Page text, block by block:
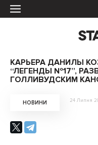
КАРЬЕРА ДАНИЛЫ
“ЛЕГЕНДЫ №17”,
ГОЛЛИВУДСКИМ
НОВИНИ 24 Липня